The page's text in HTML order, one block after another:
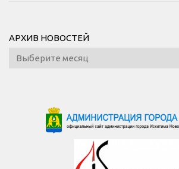
АРХИВ НОВОСТЕЙ
Архив
новостей